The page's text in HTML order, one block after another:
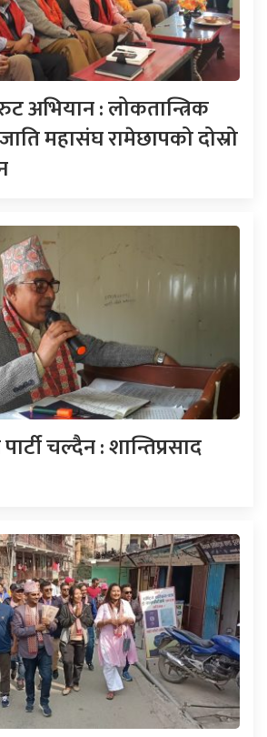
अभियान : लोकतान्त्रिक
महासंघ रामेछापको दोस्रो
चल्दैन : शान्तिप्रसाद